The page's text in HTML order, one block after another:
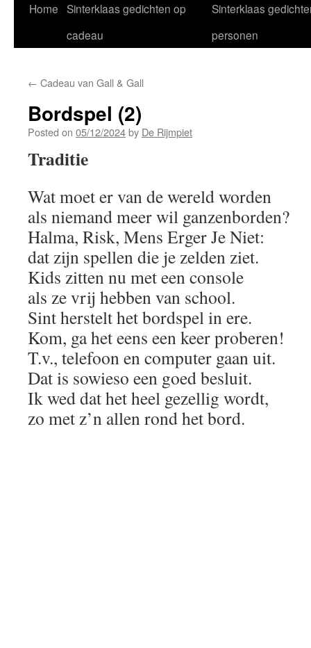
Home Sinterklaas gedichten op
cadeau
Sinterklaas
personen
← Cadeau van Gall & Gall
Bordspel (2)
Posted on 05/12/2024by De Rijmpiet
Traditie
Wat moet er van de wereld worden
als niemand meer wil ganzenborden?
Halma, Risk, Mens Erger Je Niet:
dat zijn spellen die je zelden ziet.
Kids zitten nu met een console
als ze vrij hebben van school.
Sint herstelt het bordspel in ere.
Kom, ga het eens een keer proberen!
T.v., telefoon en computer gaan uit.
Dat is sowieso een goed besluit.
Ik wed dat het heel gezellig wordt,
zo met z’n allen rond het bord.